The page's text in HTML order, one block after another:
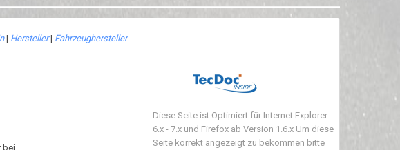
| Hersteller| Fahrzeughersteller
bei
Diese Seite ist Optimiert für Internet Explorer
6.x - 7.x und Firefox ab Version 1.6.x Um diese
Seite korrekt angezeigt zu bekommen bitte